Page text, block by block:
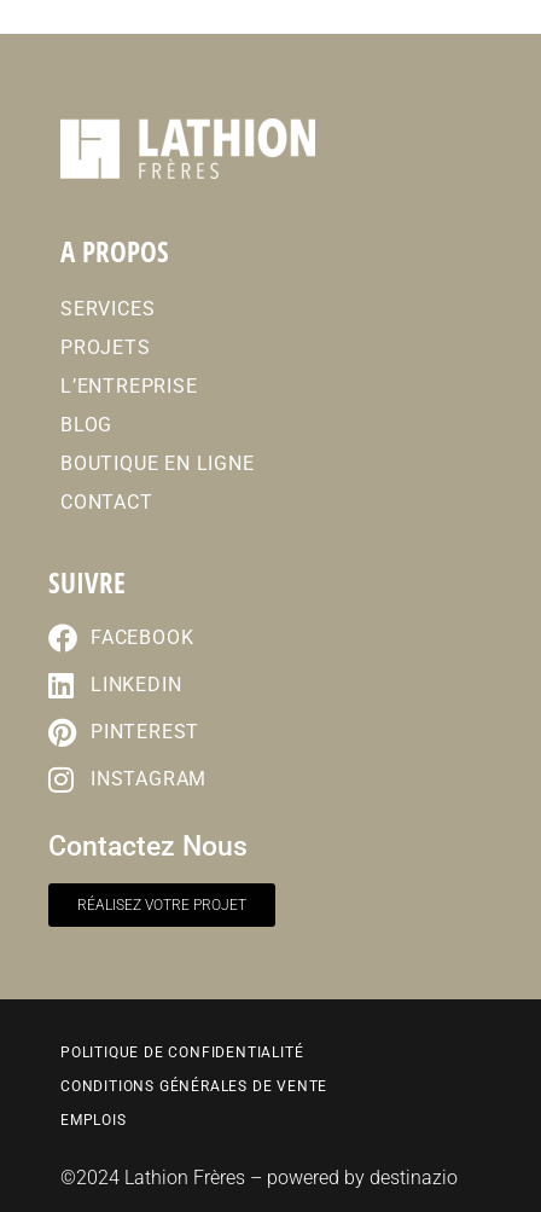
A PROPOS
SERVICES
PROJETS
L’ENTREPRISE
BLOG
BOUTIQUE EN LIGNE
CONTACT
SUIVRE
FACEBOOK
LINKEDIN
PINTEREST
INSTAGRAM
Contactez Nous
RÉALISEZ VOTRE PROJET
POLITIQUE DE CONFIDENTIALITÉ
CONDITIONS GÉNÉRALES DE VENTE
EMPLOIS
©2024 Lathion Frères – powered by destinazio